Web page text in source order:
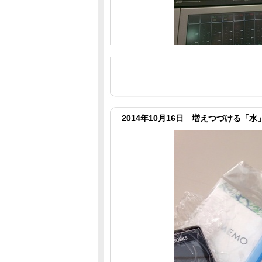
2014年10月16日 増えつづける「水